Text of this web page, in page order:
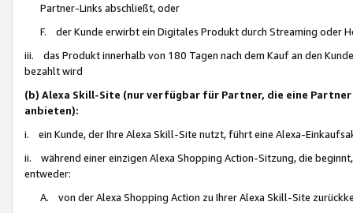
Partner-Links abschließt, oder
F. der Kunde erwirbt ein Digitales Produkt durch Streaming oder
iii. das Produkt innerhalb von 180 Tagen nach dem Kauf an den
bezahlt wird
(b) Alexa Skill-Site (nur verfügbar für Partner, die eine
anbieten):
i. ein Kunde, der Ihre Alexa Skill-Site nutzt, führt eine Alexa-
ii. während einer einzigen Alexa Shopping Action-Sitzung, die
entweder:
A. von der Alexa Shopping Action zu Ihrer Alexa Skill-Site